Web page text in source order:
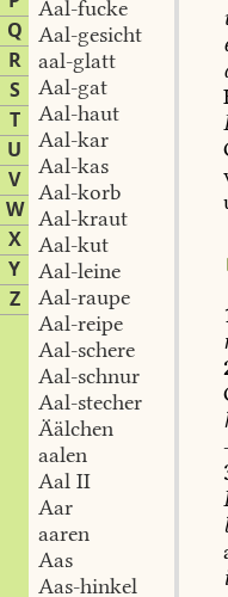
Q
R
S
T
U
V
W
X
Y
Z
Aal-fucke
Aal-gesicht
aal-glatt
Aal-gat
Aal-haut
Aal-kar
Aal-kas
Aal-korb
Aal-kraut
Aal-kut
Aal-leine
Aal-raupe
Aal-reipe
Aal-schere
Aal-schnur
Aal-stecher
Äälchen
aalen
Aal II
Aar
aaren
Aas
Aas-hinkel